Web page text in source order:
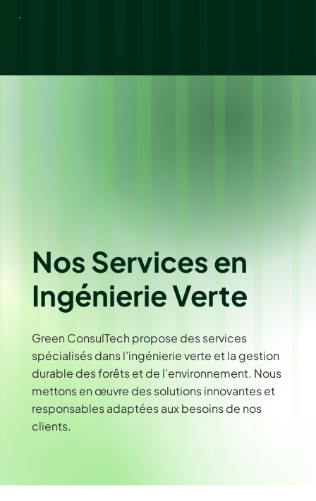
Nos Services en
Ingénierie Verte
Green ConsulTech propose des services
spécialisés dans l’ingénierie verte et la gestion
durable des forêts et de l’environnement. Nous
mettons en œuvre des solutions innovantes et
responsables adaptées aux besoins de nos
clients.